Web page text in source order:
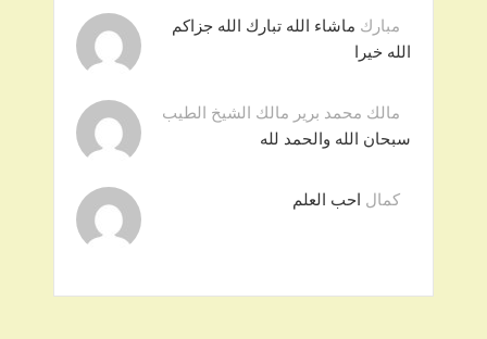
مبارك ماشاء الله تبارك الله جزاكم
الله خيرا
مالك محمد برير مالك الشيخ الطيب
سبحان الله والحمد لله
كمال احب العلم